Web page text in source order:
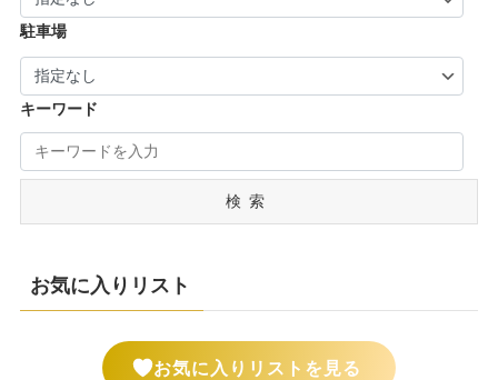
駐車場
キーワード
検索
お気に入りリスト
お気に入りリストを見る